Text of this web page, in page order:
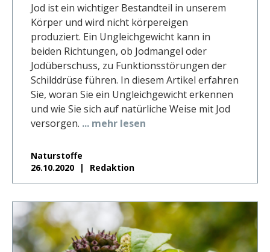
Jod ist ein wichtiger Bestandteil in unserem
Körper und wird nicht körpereigen
produziert. Ein Ungleichgewicht kann in
beiden Richtungen, ob Jodmangel oder
Jodüberschuss, zu Funktionsstörungen der
Schilddrüse führen. In diesem Artikel erfahren
Sie, woran Sie ein Ungleichgewicht erkennen
und wie Sie sich auf natürliche Weise mit Jod
versorgen. ... mehr lesen
Naturstoffe
26.10.2020
Redaktion